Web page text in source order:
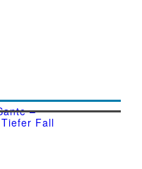
–
Fall